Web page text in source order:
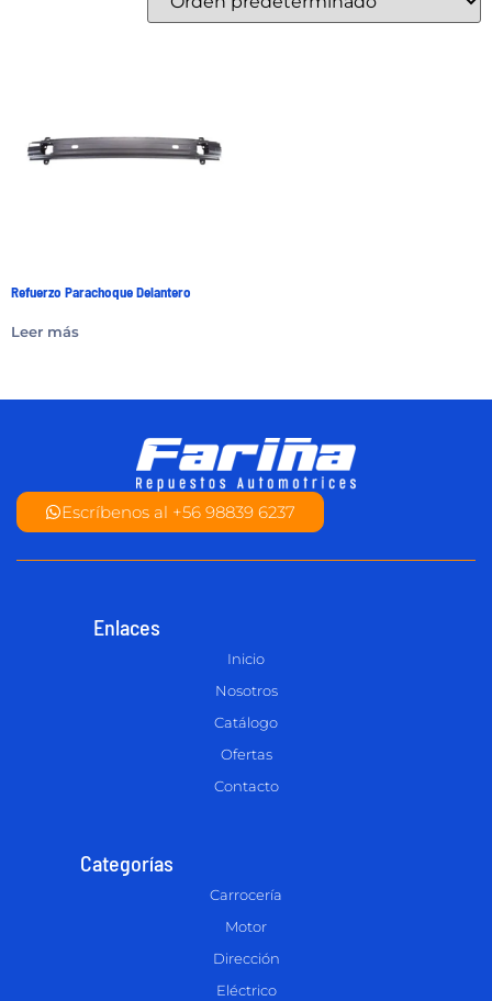
Refuerzo Parachoque Delantero
Leer más
Escríbenos al +56 98839 6237
Enlaces
Inicio
Nosotros
Catálogo
Ofertas
Contacto
Categorías
Carrocería
Motor
Dirección
Eléctrico